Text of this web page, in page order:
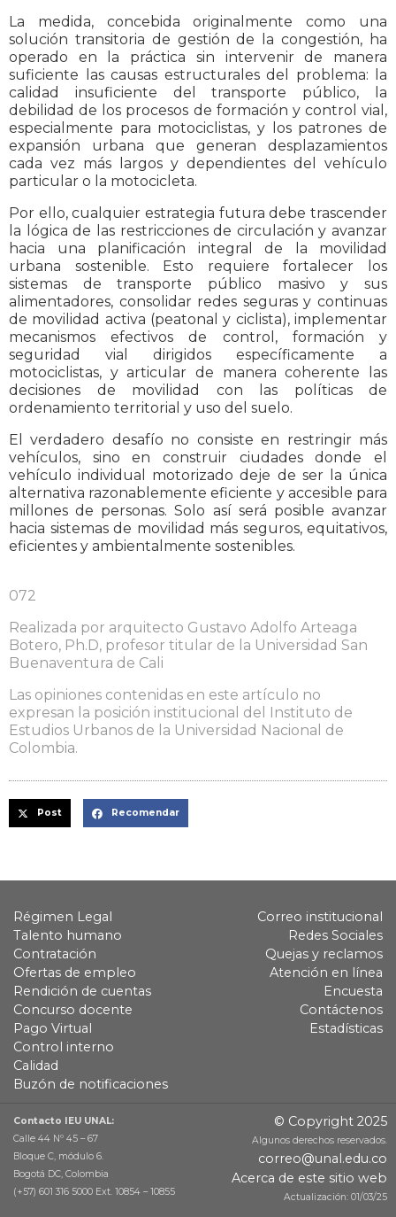
La medida, concebida originalmente como una
solución transitoria de gestión de la congestión, ha
operado en la práctica sin intervenir de manera
suficiente las causas estructurales del problema: la
calidad insuficiente del transporte público, la
debilidad de los procesos de formación y control vial,
especialmente para motociclistas, y los patrones de
expansión urbana que generan desplazamientos
cada vez más largos y dependientes del vehículo
particular o la motocicleta.
Por ello, cualquier estrategia futura debe trascender
la lógica de las restricciones de circulación y avanzar
hacia una planificación integral de la movilidad
urbana sostenible. Esto requiere fortalecer los
sistemas de transporte público masivo y sus
alimentadores, consolidar redes seguras y continuas
de movilidad activa (peatonal y ciclista), implementar
mecanismos efectivos de control, formación y
seguridad vial dirigidos específicamente a
motociclistas, y articular de manera coherente las
decisiones de movilidad con las políticas de
ordenamiento territorial y uso del suelo.
El verdadero desafío no consiste en restringir más
vehículos, sino en construir ciudades donde el
vehículo individual motorizado deje de ser la única
alternativa razonablemente eficiente y accesible para
millones de personas. Solo así será posible avanzar
hacia sistemas de movilidad más seguros, equitativos,
eficientes y ambientalmente sostenibles.
072
Realizada por arquitecto Gustavo Adolfo Arteaga
Botero, Ph.D, profesor titular de la Universidad San
Buenaventura de Cali
Las opiniones contenidas en este artículo no
expresan la posición institucional del Instituto de
Estudios Urbanos de la Universidad Nacional de
Colombia.
Post Recomendar
Régimen Legal
Talento humano
Contratación
Ofertas de empleo
Rendición de cuentas
Concurso docente
Pago Virtual
Control interno
Calidad
Buzón de notificaciones
Correo institucional
Redes Sociales
Quejas y reclamos
Atención en línea
Encuesta
Contáctenos
Estadísticas
Contacto IEU UNAL:
Calle 44 Nº 45 – 67
Bloque C, módulo 6.
Bogotá DC, Colombia
(+57) 601 316 5000 Ext. 10854 – 10855
© Copyright 2025
Algunos derechos reservados.
correo@unal.edu.co
Acerca de este sitio web
Actualización: 01/03/25